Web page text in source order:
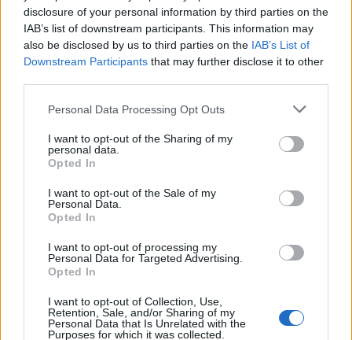
disclosure of your personal information by third parties on the
IAB’s list of downstream participants. This information may
also be disclosed by us to third parties on the IAB’s List of
Downstream Participants that may further disclose it to other
Please note that this website/app uses one or more Google
not limited to your visit or usage behaviour. You may click to
grant or deny consent to Google and its third-party tags to
use your data for below specified purposes in below Google
consent section.
Personal Data Processing Opt Outs
I want to opt-out of the Sharing of my
personal data.
Opted In
I want to opt-out of the Sale of my
Personal Data.
Opted In
I want to opt-out of processing my
Personal Data for Targeted Advertising.
Opted In
I want to opt-out of Collection, Use,
Retention, Sale, and/or Sharing of my
Personal Data that Is Unrelated with the
Purposes for which it was collected.
HE-DO BKK KM Építő Kft. Főmterv Mérnöki Tervező Zrt.
Látványos építési szakasz indult be a Flórián téri
A tartós nyári hőség jelentős kihívás elé állítja a KM Építőt,
ennek ellenére folyamatosan halad az aszfaltozás.
Paks II.: Mit jelent az 5. blokk új
közelében lévő logisztikai bázis út- és
közműhálózatának fejlesztése